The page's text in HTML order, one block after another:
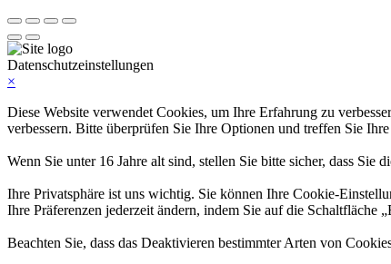
Menge
Datenschutzeinstellungen
×
Diese Website verwendet Cookies, um Ihre Erfahrung zu
verbessern. Bitte überprüfen Sie Ihre Optionen und treffen Sie
Wenn Sie unter 16 Jahre alt sind, stellen Sie bitte sicher, dass
Ihre Privatsphäre ist uns wichtig. Sie können Ihre Cookie-
Ihre Präferenzen jederzeit ändern, indem Sie auf die Schaltfläche
Beachten Sie, dass das Deaktivieren bestimmter Arten von